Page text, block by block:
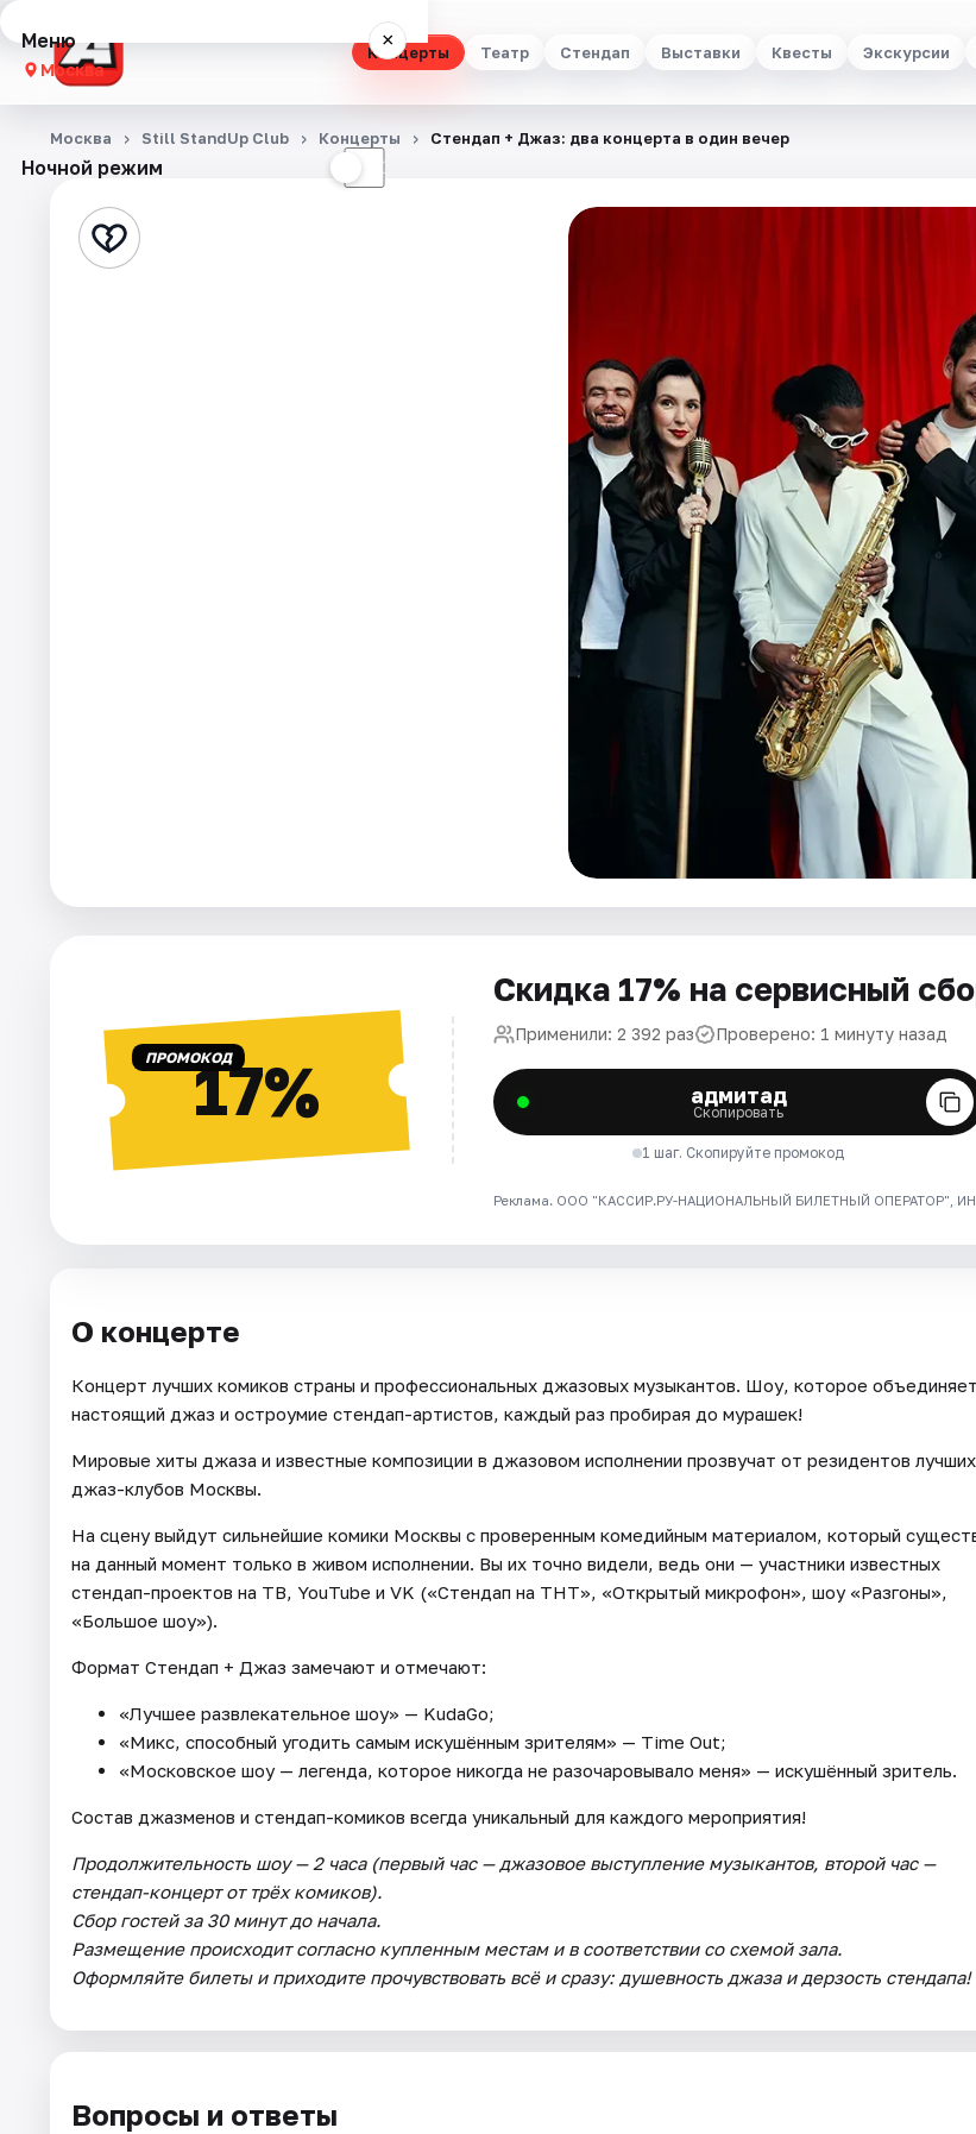
Концерты Театр Стендап Выставки Квесты Экскурсии
Меню ×
Москва
Концерты
Стендап
Ночной режим ☾
Москва Still StandUp Club Концерты Стендап + Джаз: два концерта в один вечер
ПРОМОКОД17%
Скидка 17% на сервисный
Применили: 2 392 раз Проверено: 1 минуту назад
адмитад
Скопировать
1 шаг. Скопируйте промокод
Реклама. ООО "КАССИР.РУ-НАЦИОНАЛЬНЫЙ БИЛЕТНЫЙ ОПЕРАТОР", ИНН:
О концерте
Концерт лучших комиков страны и профессиональных джазовых музыкантов. Шоу, которое объединяет
настоящий джаз и остроумие стендап-артистов, каждый раз пробирая до мурашек!
Мировые хиты джаза и известные композиции в джазовом исполнении прозвучат от резидентов лучших
джаз-клубов Москвы.
На сцену выйдут сильнейшие комики Москвы с проверенным комедийным материалом, который
на данный момент только в живом исполнении. Вы их точно видели, ведь они — участники известных
стендап-проектов на ТВ, YouTube и VK («Стендап на ТНТ», «Открытый микрофон», шоу «Разгоны»,
«Большое шоу»).
Формат Стендап + Джаз замечают и отмечают:
«Лучшее развлекательное шоу» — KudaGo;
«Микс, способный угодить самым искушённым зрителям» — Time Out;
«Московское шоу — легенда, которое никогда не разочаровывало меня» — искушённый зритель.
Состав джазменов и стендап-комиков всегда уникальный для каждого мероприятия!
Продолжительность шоу — 2 часа (первый час — джазовое выступление музыкантов, второй час —
стендап-концерт от трёх комиков).
Сбор гостей за 30 минут до начала.
Размещение происходит согласно купленным местам и в соответствии со схемой зала.
Оформляйте билеты и приходите прочувствовать всё и сразу: душевность джаза и дерзость стендапа!
Вопросы и ответы